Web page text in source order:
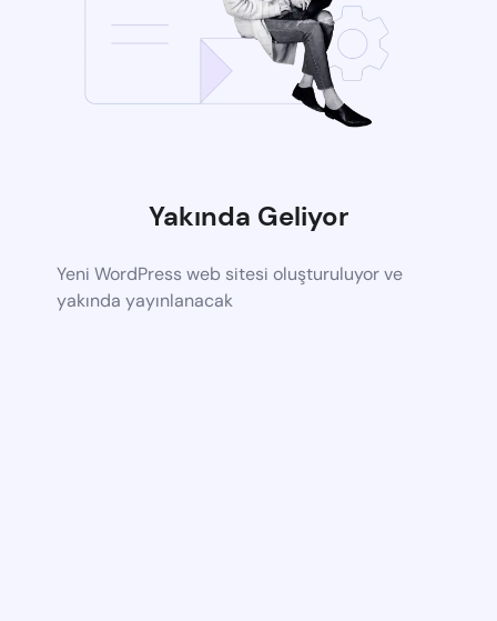
Yakında Geliyor
Yeni WordPress web sitesi oluşturuluyor ve
yakında yayınlanacak